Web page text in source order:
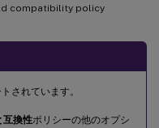
されています。
互換性ポリシーの他のオプシ